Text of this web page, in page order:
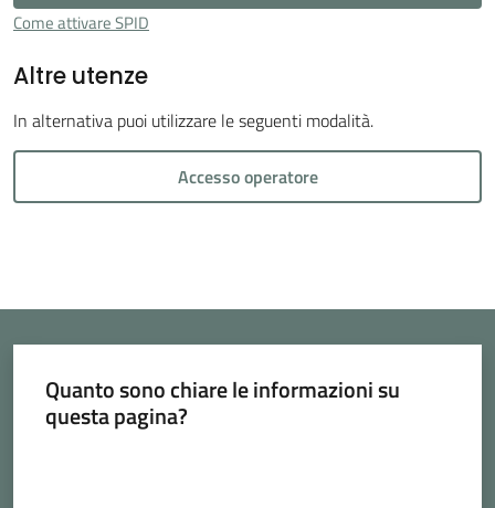
Vivere
de'
argomenti...
Menu selezionato
Seguici
Come attivare SPID
Altre utenze
In alternativa puoi utilizzare le seguenti modalità.
Accesso operatore
Quanto sono chiare le informazioni su
questa pagina?